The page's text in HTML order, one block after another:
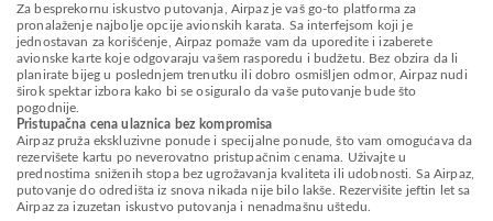
Za besprekornu iskustvo putovanja, Airpaz je vaš go-to platforma za
pronalaženje najbolje opcije avionskih karata. Sa interfejsom koji je
jednostavan za korišćenje, Airpaz pomaže vam da uporedite i izaberete
avionske karte koje odgovaraju vašem rasporedu i budžetu. Bez obzira da li
planirate bijeg u poslednjem trenutku ili dobro osmišljen odmor, Airpaz nudi
širok spektar izbora kako bi se osiguralo da vaše putovanje bude što
pogodnije.
Pristupačna cena ulaznica bez kompromisa
Airpaz pruža ekskluzivne ponude i specijalne ponude, što vam omogućava da
rezervišete kartu po neverovatno pristupačnim cenama. Uživajte u
prednostima sniženih stopa bez ugrožavanja kvaliteta ili udobnosti. Sa Airpaz,
putovanje do odredišta iz snova nikada nije bilo lakše. Rezervišite jeftin let sa
Airpaz za izuzetan iskustvo putovanja i nenadmašnu uštedu.